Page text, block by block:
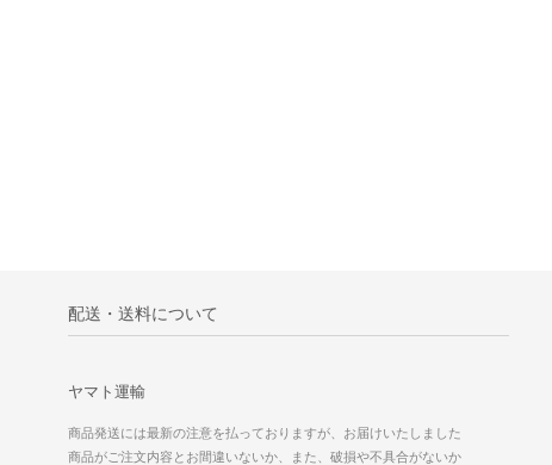
配送・送料について
ヤマト運輸
商品発送には最新の注意を払っておりますが、お届けいたしました
商品がご注文内容とお間違いないか、また、破損や不具合がないか